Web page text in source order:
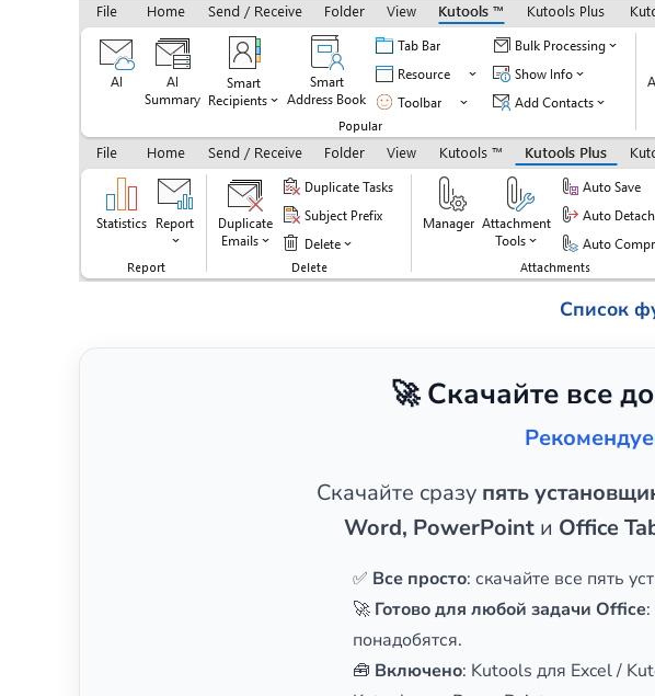
Список
🚀 Скачайте все
Скачайте сразу пять
Word, PowerPoint и Office
✅ Все просто: скачайте все пять
🚀 Готово для любой задачи Office
понадобятся.
🧰 Включено: Kutools для Excel /